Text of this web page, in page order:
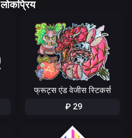
लोकप्रिय
फ्रूट्स एंड वेजीस स्टिकर्स
₽ 29